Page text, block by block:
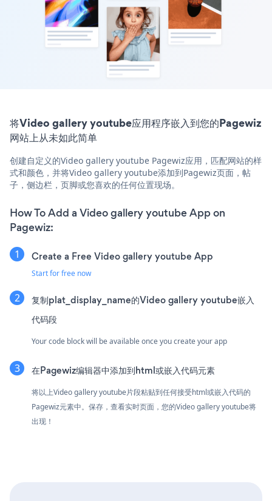
将Video gallery youtube应用程序嵌入到您的Pagewiz
网站上从未如此简单
创建自定义的Video gallery youtube Pagewiz应用，匹配网站的样
式和颜色，并将Video gallery youtube添加到Pagewiz页面，帖
子，侧边栏，页脚或您喜欢的任何位置现场。
How To Add a Video gallery youtube App on
Pagewiz:
Create a Free Video gallery youtube App
Start for free now
复制plat_display_name的Video gallery youtube嵌入
代码段
Your code block will be available once you create your app
在Pagewiz编辑器中添加到html或嵌入代码元素
将以上Video gallery youtube片段粘贴到任何接受html或嵌入代码的
Pagewiz元素中。保存，查看实时页面，您的Video gallery youtube将
出现！